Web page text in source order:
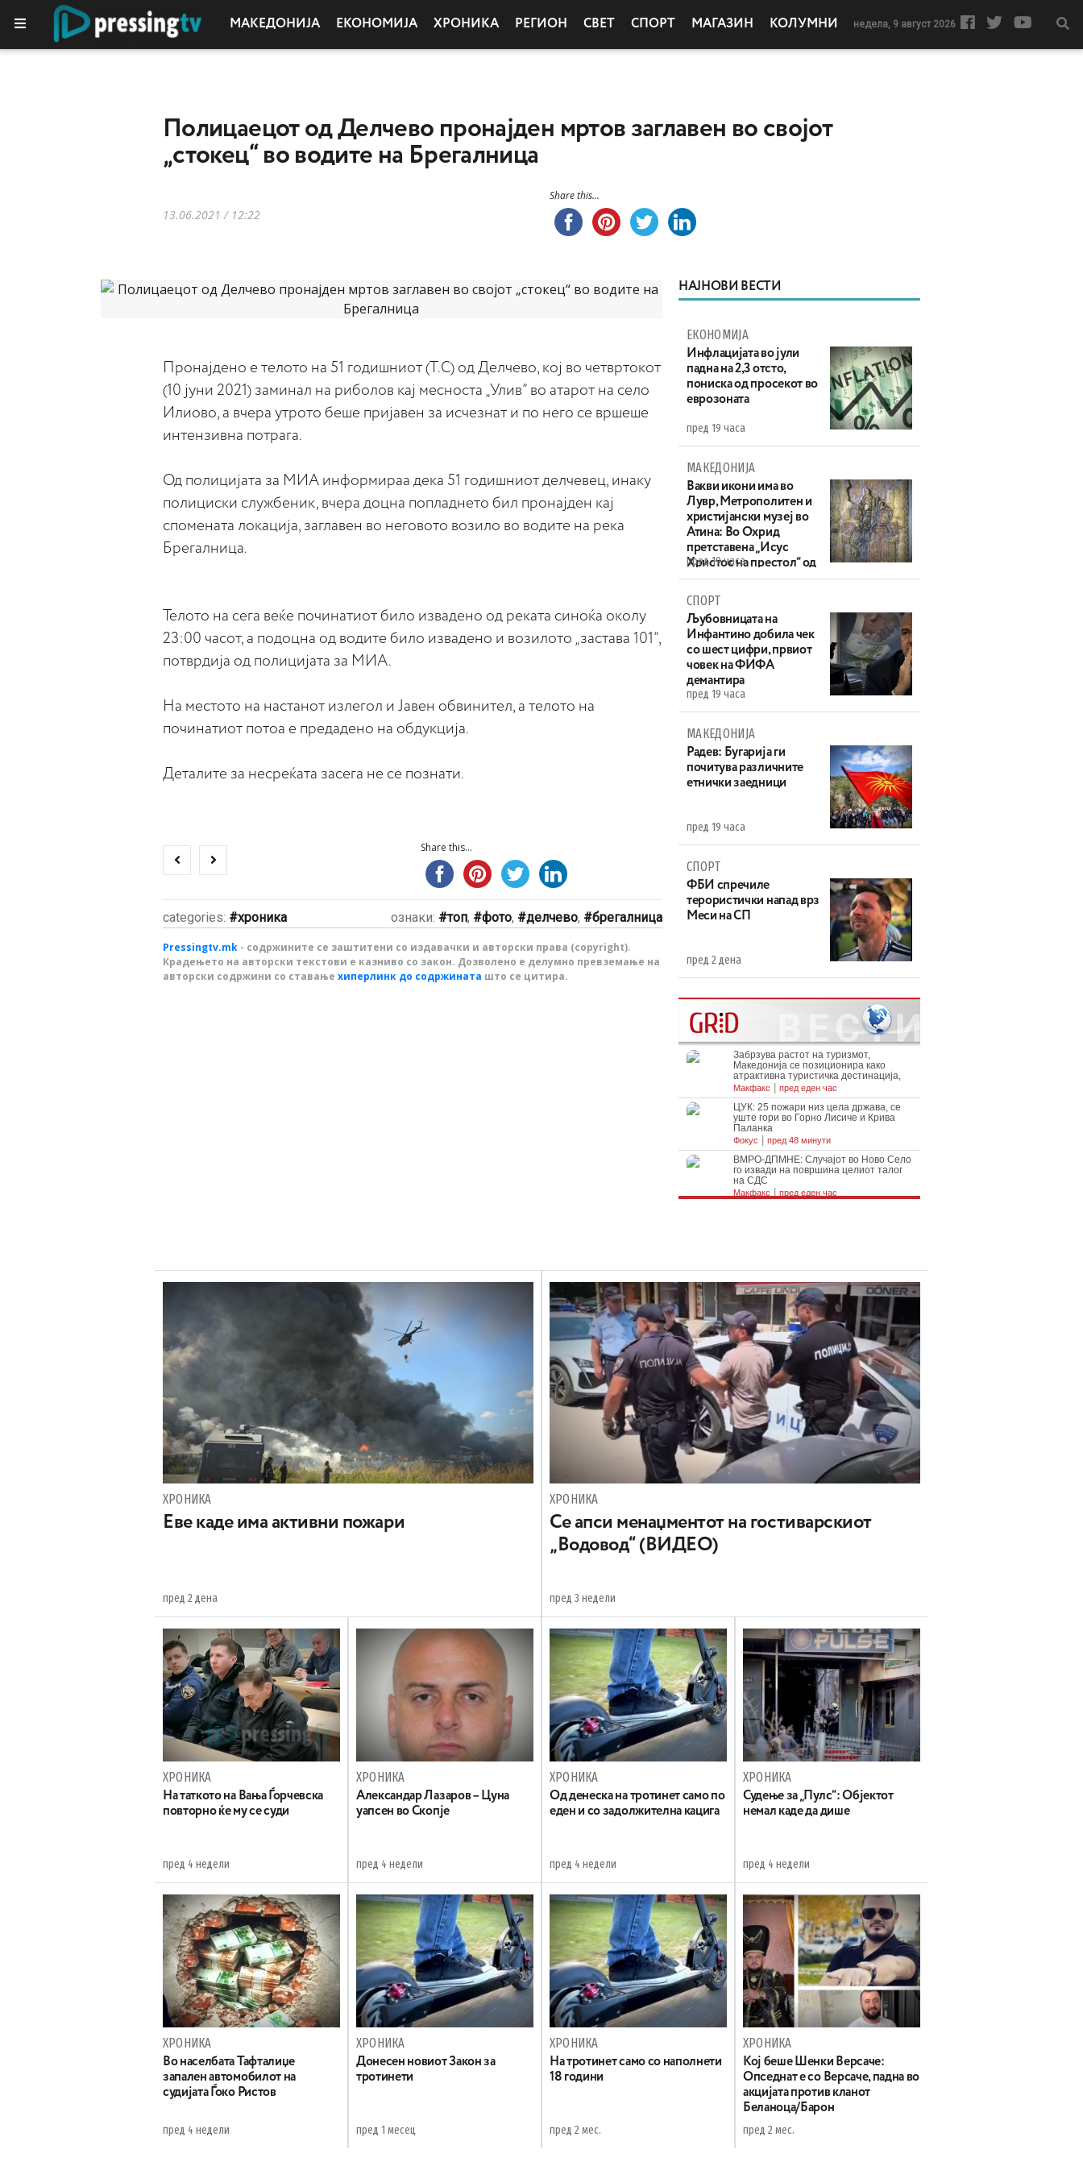
МАКЕДОНИЈА ЕКОНОМИЈА ХРОНИКА РЕГИОН СВЕТ СПОРТ МАГАЗИН КОЛУМНИ недела, 9 август 2026
Полицаецот од Делчево пронајден мртов заглавен во својот
„стокец“ во водите на Брегалница
13.06.2021 / 12:22
Share this...
Пронајдено е телото на 51 годишниот (Т.С) од Делчево, кој во четвртокот
(10 јуни 2021) заминал на риболов кај месноста „Улив” во атарот на село
Илиово, а вчера утрото беше пријавен за исчезнат и по него се вршеше
интензивна потрага.
Од полицијата за МИА информираа дека 51 годишниот делчевец, инаку
полициски службеник, вчера доцна попладнето бил пронајден кај
спомената локација, заглавен во неговото возило во водите на река
Брегалница.
Телото на сега веќе починатиот било извадено од реката синоќа околу
23:00 часот, а подоцна од водите било извадено и возилото „застава 101“,
потврдија од полицијата за МИА.
На местото на настанот излегол и Јавен обвинител, а телото на
починатиот потоа е предадено на обдукција.
Деталите за несреќата засега не се познати.
Share this...
categories: хроника ознаки: топ, фото, делчево, брегалница
Pressingtv.mk - содржините се заштитени со издавачки и авторски права (copyright).
Крадењето на авторски текстови е казниво со закон. Дозволено е делумно превземање на
авторски содржини со ставање хиперлинк до содржината што се цитира.
НАЈНОВИ ВЕСТИ
ЕКОНОМИЈА
Инфлацијата во јули
падна на 2,3 отсто,
пониска од просекот во
еврозоната
пред 19 часа
МАКЕДОНИЈА
Вакви икони има во
Лувр, Метрополитен и
христијански музеј во
Атина: Во Охрид
претставена „Исус
Христос на престол“ од
XIV век
пред 19 часа
СПОРТ
Љубовницата на
Инфантино добила чек
со шест цифри, првиот
човек на ФИФА
демантира
пред 19 часа
МАКЕДОНИЈА
Радев: Бугарија ги
почитува различните
етнички заедници
пред 19 часа
СПОРТ
ФБИ спречиле
терористички напад врз
Меси на СП
пред 2 дена
ХРОНИКА
Eве каде има активни пожари
пред 2 дена
ХРОНИКА
Се апси менаџментот на гостиварскиот
„Водовод“ (ВИДЕО)
пред 3 недели
ХРОНИКА
На таткото на Вања Ѓорчевска
повторно ќе му се суди
пред 4 недели
ХРОНИКА
Александар Лазаров – Цуна
уапсен во Скопје
пред 4 недели
ХРОНИКА
Oд денеска на тротинет само по
еден и со задолжителна кацига
пред 4 недели
ХРОНИКА
Судење за „Пулс“: Објектот
немал каде да дише
пред 4 недели
ХРОНИКА
Во населбата Тафталиџе
запален автомобилот на
судијата Ѓоко Ристов
пред 4 недели
ХРОНИКА
Донесен новиот Закон за
тротинети
пред 1 месец
ХРОНИКА
На тротинет само со наполнети
18 години
пред 2 мес.
ХРОНИКА
Koj беше Шенки Версаче:
Oпседнат е со Версаче, падна во
акцијата против кланот
Беланоца/Барон
пред 2 мес.